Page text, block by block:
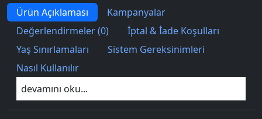
Ürün Açıklaması
Kampanyalar
Değerlendirmeler (0)
İptal & İade Koşulları
Yaş Sınırlamaları
Sistem Gereksinimleri
Nasıl Kullanılır
devamını oku...